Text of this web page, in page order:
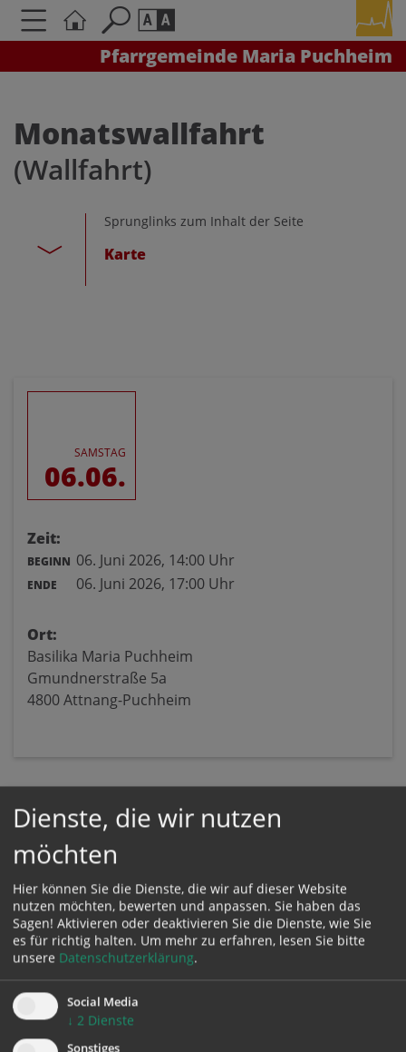
Pfarrgemeinde Maria Puchheim
Schriftgröße
AAA
Kontrasteinstellungen
A
Monatswallfahrt
(Wallfahrt)
Sprunglinks zum Inhalt der Seite
Karte
SAMSTAG
06.06.
Zeit:
BEGINN 06. Juni 2026, 14:00 Uhr
ENDE 06. Juni 2026, 17:00 Uhr
Ort:
Basilika Maria Puchheim
Gmundnerstraße 5a
4800 Attnang-Puchheim
Karte:
Zustimmung erforderlich!
Cookies von Google Maps
Dienste, die wir nutzen
möchten
Hier können Sie die Dienste, die wir auf dieser Website
nutzen möchten, bewerten und anpassen. Sie haben das
Sagen! Aktivieren oder deaktivieren Sie die Dienste, wie Sie
es für richtig halten. Um mehr zu erfahren, lesen Sie bitte
unsere Datenschutzerklärung.
Social Media
↓ 2 Dienste
Sonstiges